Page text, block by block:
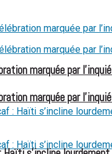
marquée par
marquée par